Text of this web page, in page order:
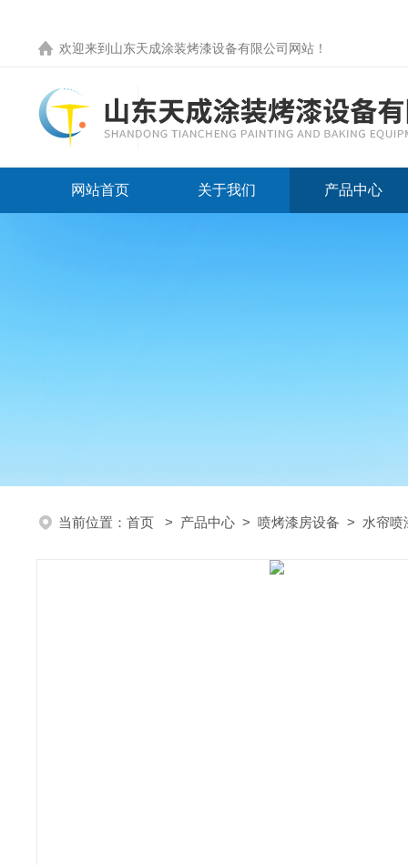
欢迎来到 山东天成涂装烤漆设备有限公司网站 ！
网站首页 关于我们 产品中心
当前位置： 首页 > 产品中心 > 喷烤漆房设备 > 水帘喷